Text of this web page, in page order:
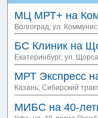
МЦ МРТ+ на
Волгоград; ул.
БС Клиник на
Екатеринбург; ул.
МРТ Экспресс
Казань; Сибирский
МИБС на 40-